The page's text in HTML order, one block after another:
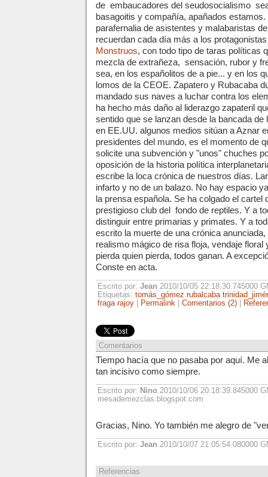
de embaucadores del seudosocialismo
basagoitis y compañía, apañados
parafernalia de asistentes y malabaristas
recuerdan cada día más a los
Monstruos, con todo tipo de taras políticas
mezcla de extrañeza, sensación, rubor y
sea, en los españolitos de a pie... y en los
lomos de la CEOE. Zapatero y Rubacaba
mandado sus naves a luchar contra los
ha hecho más daño al liderazgo zapateril
sentido que se lanzan desde la bancada de
en EE.UU. algunos medios sitúan a Aznar
presidentes del mundo, es el momento de
solicite una subvención y "unos" chuches
oposición de la historia política
escribe la loca crónica de nuestros días.
infarto y no de un balazo. No hay espacio
la prensa española. Se ha colgado el cartel
prestigioso club del
fondo de reptiles. Y a
distinguir entre primarias y primates. Y a
escrito la muerte de una crónica
realismo mágico de risa floja, vendaje floral
pierda quien pierda, todos ganan. A
Conste en acta.
Escrito por: Jean.2010/10/05 22:18:30.745000
Etiquetas: tomás_gómez rubalcaba
fraga rajoy Permalink Comentarios (2)
Comentarios
Tiempo hacía que no pasaba por aquí. Me
tan incisivo como siempre.
Escrito por: Nino.2010/10/06 20:18:39.845000
mesademezclas.blogspot.com
Gracias, Nino. Yo también me alegro de
Escrito por: Jean.2010/10/07 21:05:54.080000
Referencias